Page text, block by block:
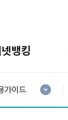
뱅킹
가이드